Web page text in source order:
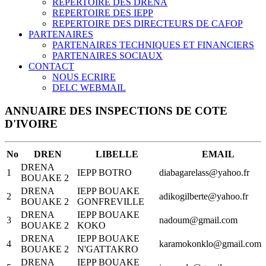
REPERTOIRE DES IEPP
REPERTOIRE DES DIRECTEURS DE CAFOP
PARTENAIRES
PARTENAIRES TECHNIQUES ET FINANCIERS
PARTENAIRES SOCIAUX
CONTACT
NOUS ECRIRE
DELC WEBMAIL
ANNUAIRE DES INSPECTIONS DE COTE
D'IVOIRE
No DREN LIBELLE
EMAIL
1
DRENA
BOUAKE 2
IEPP BOTRO diabagarelass@yahoo.fr
2
DRENA
BOUAKE 2
IEPP BOUAKE
GONFREVILLE
adikogilberte@yahoo.fr
3
DRENA
BOUAKE 2
IEPP BOUAKE
KOKO
nadoum@gmail.com
4
DRENA
BOUAKE 2
IEPP BOUAKE
N'GATTAKRO
karamokonklo@gmail.com
DRENA IEPP BOUAKE